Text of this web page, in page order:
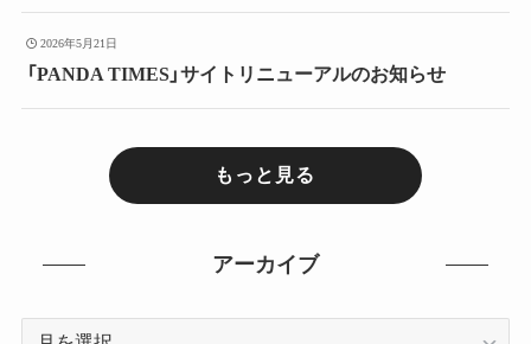
2026年5月21日
「PANDA TIMES」サイトリニューアルのお知らせ
もっと見る
アーカイブ